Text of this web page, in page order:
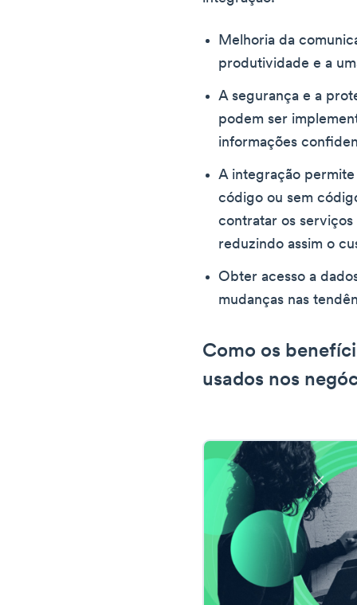
Melhoria da
produtividade e a
A segurança e a
podem ser
informações
A integração
código ou sem
contratar os
reduzindo assim o
Obter acesso a
mudanças nas
Como os
usados nos